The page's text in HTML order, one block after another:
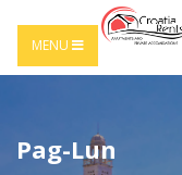
MENU
Pag-Lun